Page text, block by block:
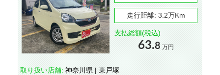
走行距離: 3.2万Km
支払総額(税込)
63.8 万円
取り扱い店舗: 神奈川県 | 東戸塚